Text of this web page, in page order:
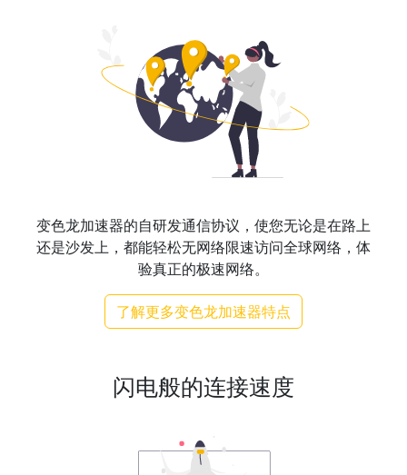
变色龙加速器的自研发通信协议，使您无论是在路上
还是沙发上，都能轻松无网络限速访问全球网络，体
验真正的极速网络。
了解更多变色龙加速器特点
闪电般的连接速度